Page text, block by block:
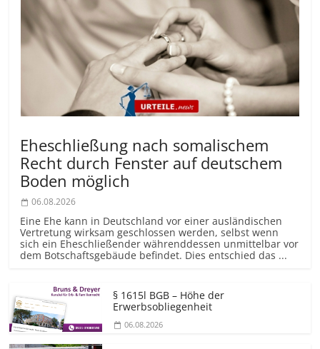
Eheschließung nach somalischem
Recht durch Fenster auf deutschem
Boden möglich
06.08.2026
Eine Ehe kann in Deutschland vor einer ausländischen
Vertretung wirksam geschlossen werden, selbst wenn
sich ein Eheschließender währenddessen unmittelbar vor
dem Botschaftsgebäude befindet. Dies entschied das ...
§ 1615l BGB – Höhe der
Erwerbsobliegenheit
06.08.2026